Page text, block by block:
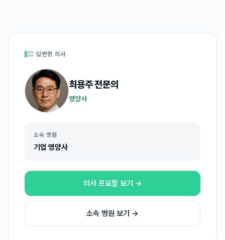
👩‍⚕️ 답변한 의사
최용주전문의
영양사
소속 병원
기업 영양사
의사 프로필 보기 →
소속 병원 보기 →